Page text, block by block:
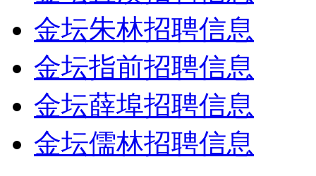
金坛朱林招聘信息
金坛指前招聘信息
金坛薛埠招聘信息
金坛儒林招聘信息